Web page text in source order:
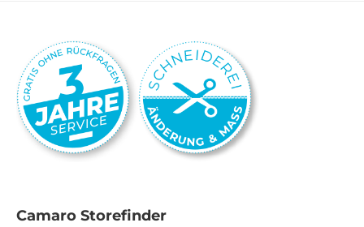
Camaro Storefinder